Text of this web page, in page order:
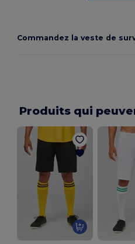
Commandez la veste de
Produits qui